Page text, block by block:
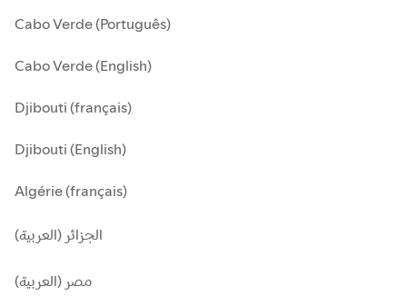
Cabo Verde (Português)
Cabo Verde (English)
Djibouti (français)
Djibouti (English)
Algérie (français)
الجزائر (العربية)
مصر (العربية)